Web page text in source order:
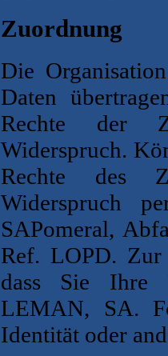
Zuordnung
Die
Daten
Rechte der
Widerspruch.
Rechte des
Widerspruch
SAPomeral,
Ref. LOPD. Zur
dass Sie Ihre
LEMAN, SA.
Identität oder